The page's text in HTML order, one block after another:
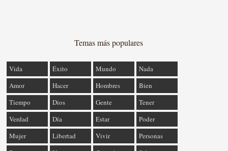
Temas más populares
Vida Éxito Mundo
Nada
Amor
Hacer Hombres
Bien
Tiempo
Dios Gente
Tener
Verdad
Día Estar
Poder
Mujer
Libertad Vivir
Personas